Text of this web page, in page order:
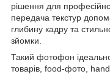
рішення для
передача текстур
глибину кадру та
зйомки.
Такий фотофон
товарів, food-фото,